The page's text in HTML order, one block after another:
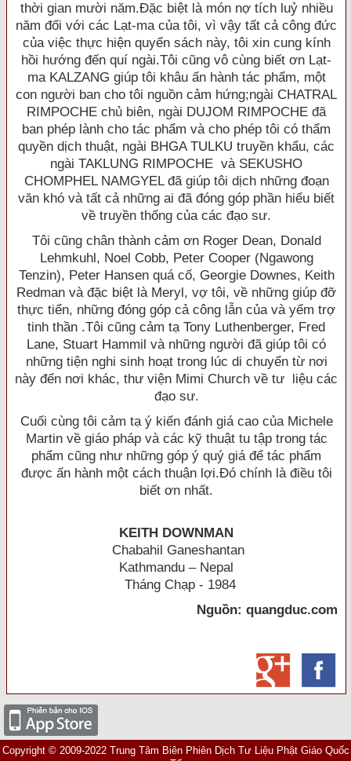
thời gian mười năm.Ðặc biệt là món nợ tích luỷ nhiều
năm đối với các Lạt-ma của tôi, vì vậy tất cả công đức
của việc thực hiện quyển sách này, tôi xin cung kính
hồi hướng đến quí ngài.Tôi cũng vô cùng biết ơn Lạt-
ma KALZANG giúp tôi khâu ấn hành tác phẩm, một
con người ban cho tôi nguồn cảm hứng;ngài CHATRAL
RIMPOCHE chủ biên, ngài DUJOM RIMPOCHE đã
ban phép lành cho tác phẩm và cho phép tôi có thẩm
quyền dịch thuật, ngài BHGA TULKU truyền khẩu, các
ngài TAKLUNG RIMPOCHE và SEKUSHO
CHOMPHEL NAMGYEL đã giúp tôi dịch những đoạn
văn khó và tất cả những ai đã đóng góp phần hiểu biết
về truyền thống của các đạo sư.
Tôi cũng chân thành cảm ơn Roger Dean, Donald
Lehmkuhl, Noel Cobb, Peter Cooper (Ngawong
Tenzin), Peter Hansen quá cố, Georgie Downes, Keith
Redman và đặc biệt là Meryl, vợ tôi, về những giúp đỡ
thực tiển, những đóng góp cả công lẫn của và yểm trợ
tinh thần .Tôi cũng cảm tạ Tony Luthenberger, Fred
Lane, Stuart Hammil và những người đã giúp tôi có
những tiện nghi sinh hoạt trong lúc di chuyển từ nơi
này đến nơi khác, thư viện Mimi Church về tư liệu các
đạo sư.
Cuối cùng tôi cảm tạ ý kiến đánh giá cao của Michele
Martin về giáo pháp và các kỹ thuật tu tập trong tác
phẩm cũng như những góp ý quý giá để tác phẩm
được ấn hành một cách thuận lợi.Ðó chính là điều tôi
biết ơn nhất.
KEITH DOWNMAN
Chabahil Ganeshantan
Kathmandu – Nepal
Tháng Chạp - 1984
Nguồn: quangduc.com
Copyright © 2009-2022 Trung Tâm Biên Phiên Dịch Tư Liệu Phật Giáo Quốc